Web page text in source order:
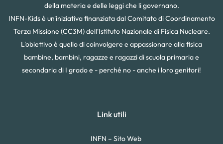
della materia e delle leggi che li governano.
INFN-Kids è un'iniziativa finanziata dal Comitato di Coordinamento
Terza Missione (CC3M) dell'Istituto Nazionale di Fisica Nucleare.
L'obiettivo è quello di coinvolgere e appassionare alla fisica
bambine, bambini, ragazze e ragazzi di scuola primaria e
secondaria di I grado e - perché no - anche i loro genitori!
Link utili
INFN – Sito Web